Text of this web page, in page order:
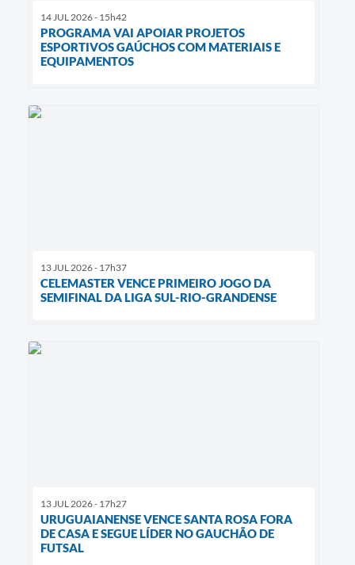
14 JUL 2026 - 15h42
PROGRAMA VAI APOIAR PROJETOS
ESPORTIVOS GAÚCHOS COM MATERIAIS E
EQUIPAMENTOS
13 JUL 2026 - 17h37
CELEMASTER VENCE PRIMEIRO JOGO DA
SEMIFINAL DA LIGA SUL-RIO-GRANDENSE
13 JUL 2026 - 17h27
URUGUAIANENSE VENCE SANTA ROSA FORA
DE CASA E SEGUE LÍDER NO GAUCHÃO DE
FUTSAL